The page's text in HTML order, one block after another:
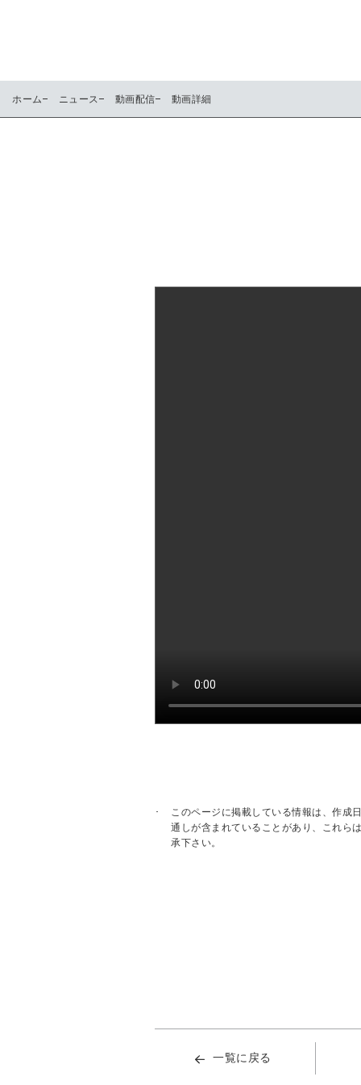
ホーム ニュース 動画配信 動画詳細
このページに掲載している情報は、作成
通しが含まれていることがあり、これら
承下さい。
一覧に戻る